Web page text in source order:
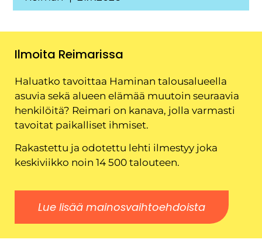
Ilmoita Reimarissa
Haluatko tavoittaa Haminan talousalueella
asuvia sekä alueen elämää muutoin seuraavia
henkilöitä? Reimari on kanava, jolla varmasti
tavoitat paikalliset ihmiset.
Rakastettu ja odotettu lehti ilmestyy joka
keskiviikko noin 14 500 talouteen.
Lue lisää mainosvaihtoehdoista